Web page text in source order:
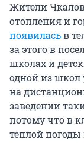
Жители
отопления и
появиласьв
за этого в
школах и
одной из школ
на
заведении
потому что в
теплой погоды